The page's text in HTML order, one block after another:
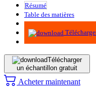
Résumé
Table des matières
Méthodologie
Télécharger
un échantillon gratuit
Acheter maintenant